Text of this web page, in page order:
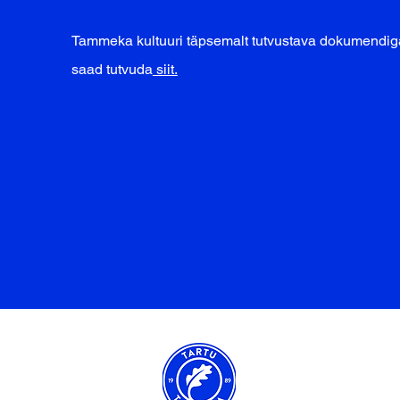
Tammeka kultuuri täpsemalt tutvustava
saad tutvudasiit.